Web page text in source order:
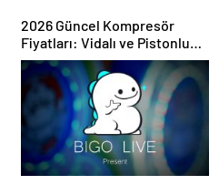
2026 Güncel Kompresör
Fiyatları: Vidalı ve Pistonlu
Modellerde En İyi Teklifler